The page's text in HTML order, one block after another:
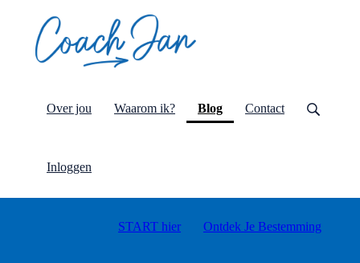
Over jou Waarom ik? Blog(current)
Contact
Inloggen
START hier Ontdek Je Bestemming